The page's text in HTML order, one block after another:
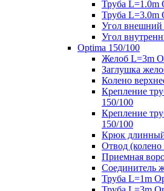
Труба L=1.0m
Труба L=3.0m
Угол внешний
Угол
Optima 150/100
Желоб L=3m
Заглушка
Колено
Крепление
150/100
Крепление
150/100
Крюк
Отвод
Приемная
Соединитель
Труба L=1m